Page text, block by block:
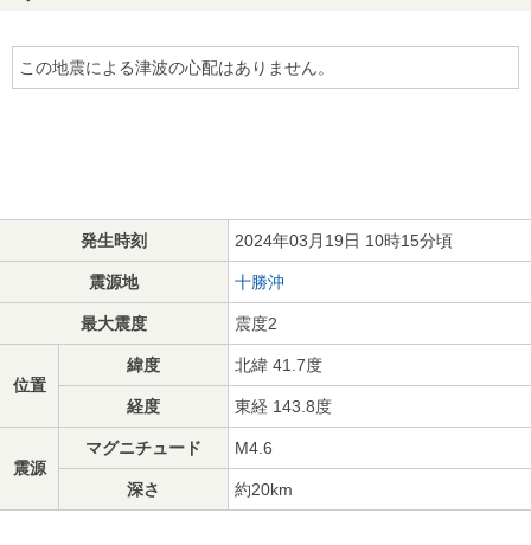
この地震による津波の心配はありません。
発生時刻 2024年03月19日 10時15分頃
震源地 十勝沖
最大震度 震度2
位置
緯度 北緯 41.7度
経度 東経 143.8度
震源
マグニチュード M4.6
深さ 約20km